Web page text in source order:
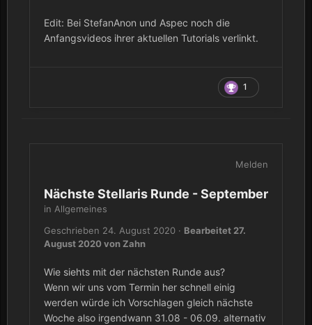
Edit: Bei StefanAnon und Aspec noch die
Anfangsvideos ihrer aktuellen Tutorials verlinkt.
1
Melden
Nächste Stellaris Runde - September
in Allgemeines
Geschrieben 24. August 2020 · Bearbeitet 27.
August 2020von Zahn
Wie siehts mit der nächsten Runde aus?
Wenn wir uns vom Termin her schnell einig
werden würde ich Vorschlagen gleich nächste
Woche also irgendwann 31.08 - 06.09. alternativ